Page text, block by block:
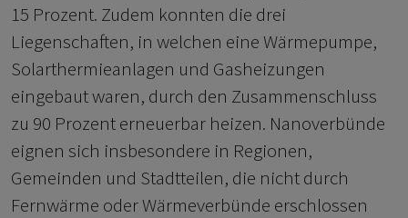
15 Prozent. Zudem konnten die drei
Liegenschaften, in welchen eine Wärmepumpe,
Solarthermieanlagen und Gasheizungen
eingebaut waren, durch den Zusammenschluss
zu 90 Prozent erneuerbar heizen. Nanoverbünde
eignen sich insbesondere in Regionen,
Gemeinden und Stadtteilen, die nicht durch
Fernwärme oder Wärmeverbünde erschlossen